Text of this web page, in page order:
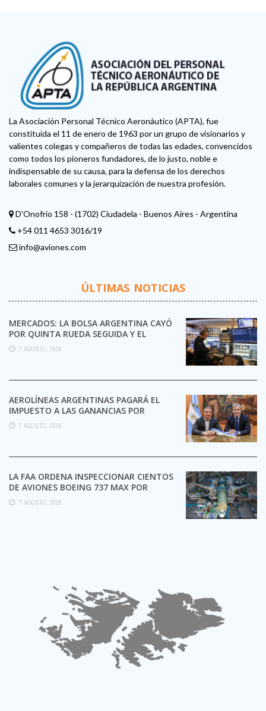
La Asociación Personal Técnico Aeronáutico (APTA), fue
constituida el 11 de enero de 1963 por un grupo de visionarios y
valientes colegas y compañeros de todas las edades, convencidos
como todos los pioneros fundadores, de lo justo, noble e
indispensable de su causa, para la defensa de los derechos
laborales comunes y la jerarquización de nuestra profesión.
D'Onofrio 158 - (1702) Ciudadela - Buenos Aires - Argentina
+54 011 4653 3016/19
info@aviones.com
ÚLTIMAS NOTICIAS
MERCADOS: LA BOLSA ARGENTINA CAYÓ
POR QUINTA RUEDA SEGUIDA Y EL
RIESGO PAÍS TOCÓ UN ...
7 AGOSTO, 2026
AEROLÍNEAS ARGENTINAS PAGARÁ EL
IMPUESTO A LAS GANANCIAS POR
PRIMERA VEZ EN SU HISTORIA
7 AGOSTO, 2026
LA FAA ORDENA INSPECCIONAR CIENTOS
DE AVIONES BOEING 737 MAX POR
POSIBLES GRIETAS
7 AGOSTO, 2026